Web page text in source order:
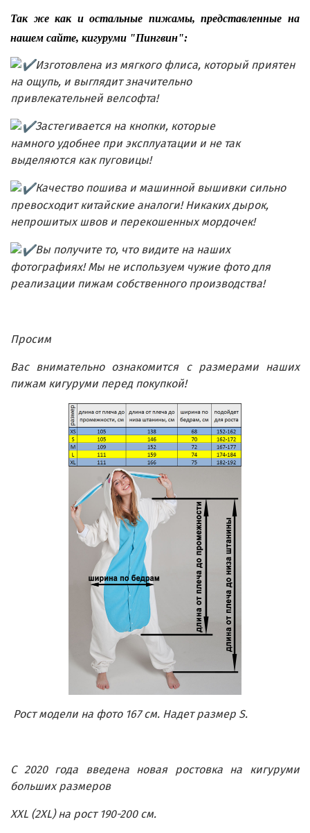
Так же как и остальные пижамы, представленные на
нашем сайте, кигуруми "Пингвин":
Изготовлена из мягкого флиса, который приятен
на ощупь, и выглядит значительно
привлекательней велсофта!
Застегивается на кнопки, которые
намного удобнее при эксплуатации и не так
выделяются как пуговицы!
Качество пошива и машинной вышивки сильно
превосходит китайские аналоги! Никаких дырок,
непрошитых швов и перекошенных мордочек!
Вы получите то, что видите на наших
фотографиях! Мы не используем чужие фото для
реализации пижам собственного производства!
Просим
Вас внимательно ознакомится с размерами наших
пижам кигуруми перед покупкой!
Рост модели на фото 167 см. Надет размер S.
С 2020 года введена новая ростовка на кигуруми
больших размеров
XXL (2XL) на рост 190-200 см.